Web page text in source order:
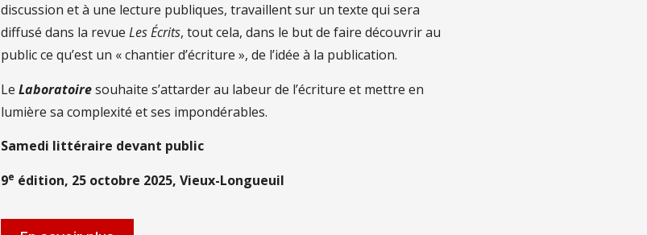
discussion et à une lecture publiques, travaillent sur un texte qui sera
diffusé dans la revue Les Écrits, tout cela, dans le but de faire découvrir au
public ce qu’est un « chantier d’écriture », de l’idée à la publication.
Le Laboratoiresouhaite s’attarder au labeur de l’écriture et mettre en
lumière sa complexité et ses impondérables.
Samedi littéraire devant public
9e édition, 25 octobre 2025, Vieux-Longueuil